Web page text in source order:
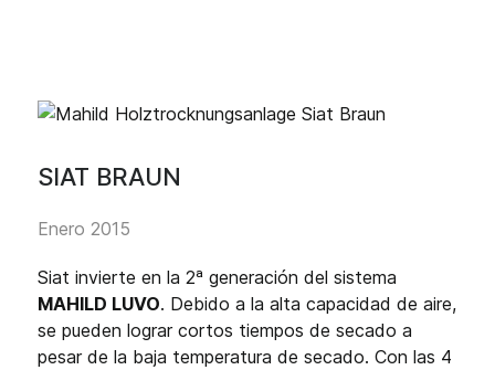
SIAT BRAUN
Enero 2015
Siat invierte en la 2ª generación del sistema
MAHILD LUVO. Debido a la alta capacidad de aire,
se pueden lograr cortos tiempos de secado a
pesar de la baja temperatura de secado. Con las 4